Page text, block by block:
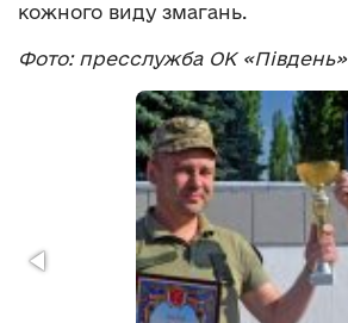
кожного виду змагань.
Фото: пресслужба ОК «Південь»